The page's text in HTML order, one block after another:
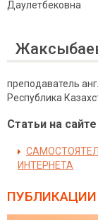
Даулетбековна
преподаватель
Республика
Статьи на
ИНТЕРНЕТА
ПУБЛИКАЦИИ